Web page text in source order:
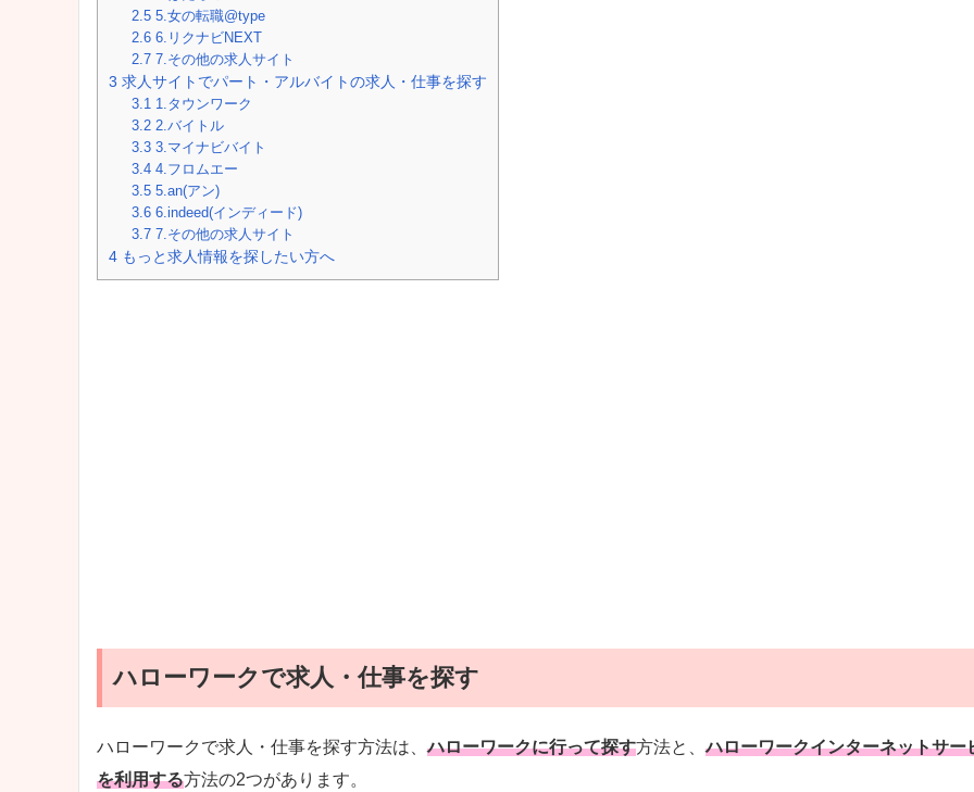
2.5 5.女の転職@type
2.6 6.リクナビNEXT
2.7 7.その他の求人サイト
3 求人サイトでパート・アルバイトの求人・仕事を探す
3.1 1.タウンワーク
3.2 2.バイトル
3.3 3.マイナビバイト
3.4 4.フロムエー
3.5 5.an(アン)
3.6 6.indeed(インディード)
3.7 7.その他の求人サイト
4 もっと求人情報を探したい方へ
ハローワークで求人・仕事を探す
ハローワークで求人・仕事を探す方法は、ハローワークに行って探す方法と、ハローワークインターネットサー
を利用する方法の2つがあります。